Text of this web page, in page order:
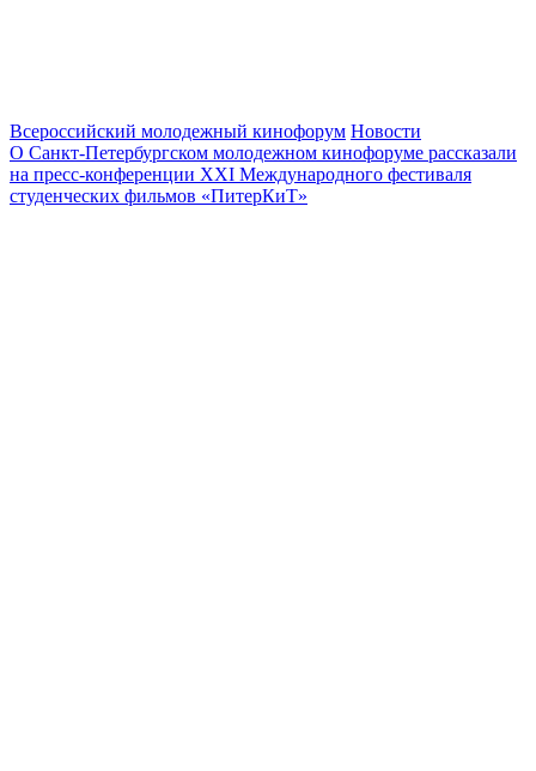
Всероссийский молодежный кинофорум Новости
О Санкт-Петербургском молодежном кинофоруме рассказали
на пресс-конференции ХХI Международного фестиваля
студенческих фильмов «ПитерКиТ»